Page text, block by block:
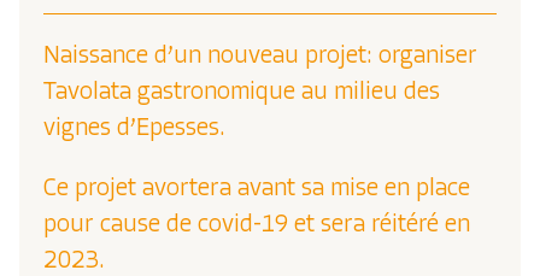
Naissance d’un nouveau projet: organiser
Tavolata gastronomique au milieu des
vignes d’Epesses.
Ce projet avortera avant sa mise en place
pour cause de covid-19 et sera réitéré en
2023.